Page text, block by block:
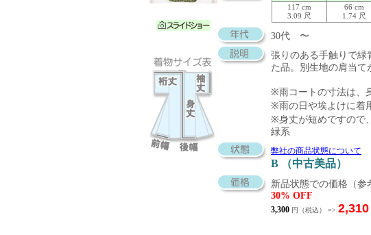
117 cm
3.09 尺
66 cm
1.74 尺
30代 〜
張りのある手触りで緑
た品。別生地の肩当て
※雨コートの寸法は、
※雨の日や埃よけに着
※身丈が短めですので
緑系
弊社の商品状態について
B （中古美品）
新品状態での価格（参
30% OFF
3,300 円（税込） => 2,310